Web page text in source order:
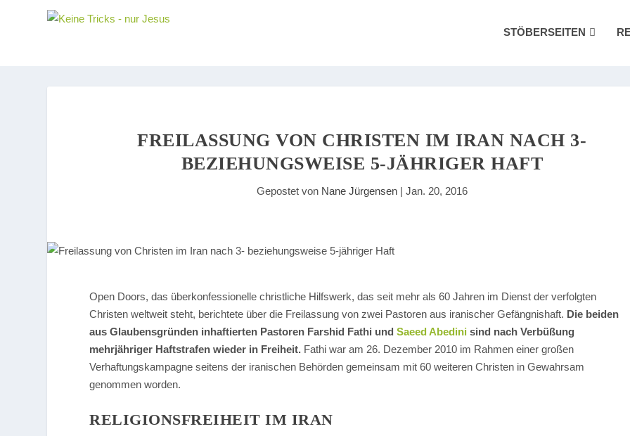
STÖBERSEITEN
FREILASSUNG VON CHRISTEN IM IRAN NACH 3-
BEZIEHUNGSWEISE 5-JÄHRIGER HAFT
Gepostet von Nane Jürgensen| Jan. 20, 2016
Open Doors, das überkonfessionelle christliche Hilfswerk, das seit mehr als 60 Jahren im Dienst der verfolgten
Christen weltweit steht, berichtete über die Freilassung von zwei Pastoren aus iranischer Gefängnishaft. Die beiden
aus Glaubensgründen inhaftierten Pastoren Farshid Fathi undSaeed Abedini sind nach Verbüßung
mehrjähriger Haftstrafen wieder in Freiheit. Fathi war am 26. Dezember 2010 im Rahmen einer großen
Verhaftungskampagne seitens der iranischen Behörden gemeinsam mit 60 weiteren Christen in Gewahrsam
genommen worden.
RELIGIONSFREIHEIT IM IRAN